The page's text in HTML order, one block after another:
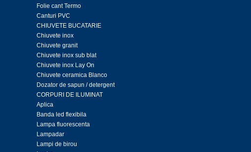
Folie cant Termo
Canturi PVC
CHIUVETE BUCATARIE
Chiuvete inox
Chiuvete granit
Chiuvete inox sub blat
Chiuvete inox Lay On
Chiuvete ceramica Blanco
Dozator de sapun / detergent
CORPURI DE ILUMINAT
Aplica
Banda led flexibila
Lampa fluorescenta
Lampadar
Lampi de birou